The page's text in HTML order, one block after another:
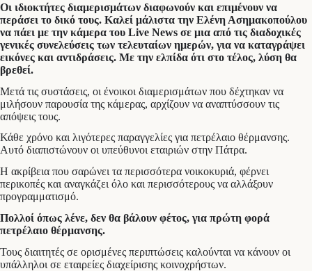
Οι ιδιοκτήτες διαμερισμάτων διαφωνούν και επιμένουν να
περάσει το δικό τους. Καλεί μάλιστα την Ελένη Ασημακοπούλου
να πάει με την κάμερα του Live News σε μια από τις διαδοχικές
γενικές συνελεύσεις των τελευταίων ημερών, για να καταγράψει
εικόνες και αντιδράσεις. Με την ελπίδα ότι στο τέλος, λύση θα
βρεθεί.
Μετά τις συστάσεις, οι ένοικοι διαμερισμάτων που δέχτηκαν να
μιλήσουν παρουσία της κάμερας, αρχίζουν να αναπτύσσουν τις
απόψεις τους.
Κάθε χρόνο και λιγότερες παραγγελίες για πετρέλαιο θέρμανσης.
Αυτό διαπιστώνουν οι υπεύθυνοι εταιριών στην Πάτρα.
Η ακρίβεια που σαρώνει τα περισσότερα νοικοκυριά, φέρνει
περικοπές και αναγκάζει όλο και περισσότερους να αλλάξουν
προγραμματισμό.
Πολλοί όπως λένε, δεν θα βάλουν φέτος, για πρώτη φορά
πετρέλαιο θέρμανσης.
Τους διαιτητές σε ορισμένες περιπτώσεις καλούνται να κάνουν οι
υπάλληλοι σε εταιρείες διαχείρισης κοινοχρήστων.